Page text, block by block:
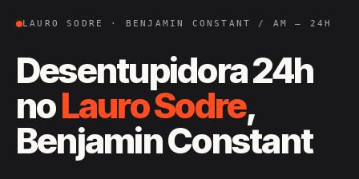
LAURO SODRE · BENJAMIN CONSTANT / AM — 24H
Desentupidora 24h
noLauro Sodre,
Benjamin Constant